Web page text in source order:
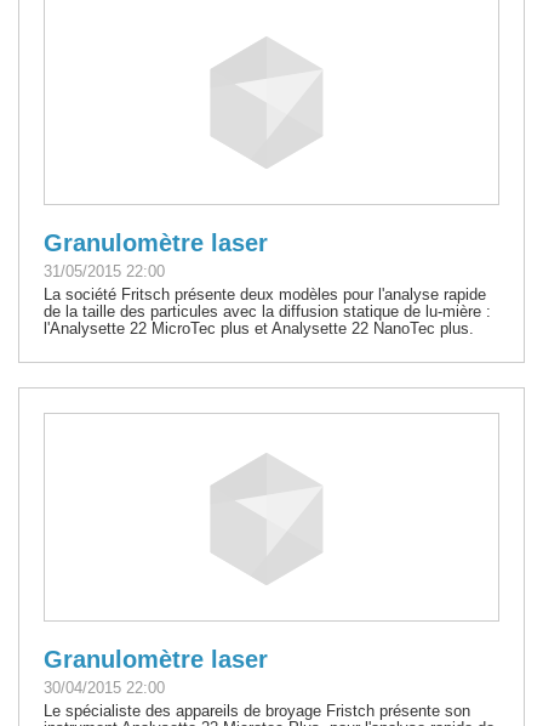
Granulomètre laser
31/05/2015 22:00
La société Fritsch présente deux modèles pour l'analyse rapide
de la taille des particules avec la diffusion statique de lu-mière :
l'Analysette 22 MicroTec plus et Analysette 22 NanoTec plus.
Granulomètre laser
30/04/2015 22:00
Le spécialiste des appareils de broyage Fristch présente son